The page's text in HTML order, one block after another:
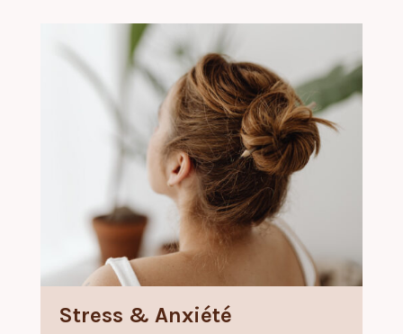
Stress & Anxiété